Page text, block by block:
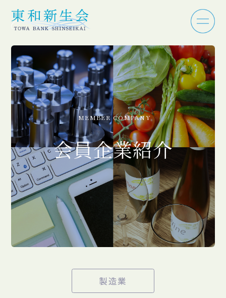
MEMBER COMPANY
会員企業紹介
製造業